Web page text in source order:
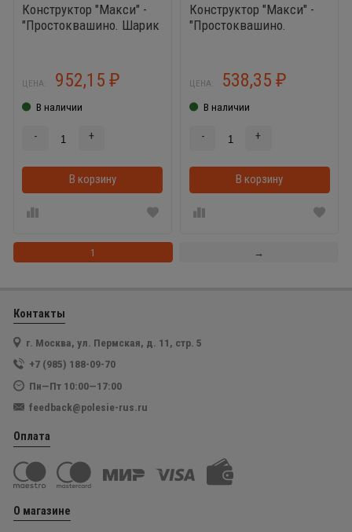
Конструктор "Макси" -
"Простоквашино. Шарик
(в коробке)
ЦЕНА: 952,15 ₽
В наличии
- +
В корзину В корзинке
Конструктор "Макси" -
"Простоквашино.
ЦЕНА: 538,35₽
В наличии
- +
В корзину
1 →
Контакты
г. Москва, ул. Пермская, д. 11, стр. 5
+7 (985) 188-09-70
Пн—Пт 10:00—17:00
feedback@polesie-rus.ru
Оплата
О магазине